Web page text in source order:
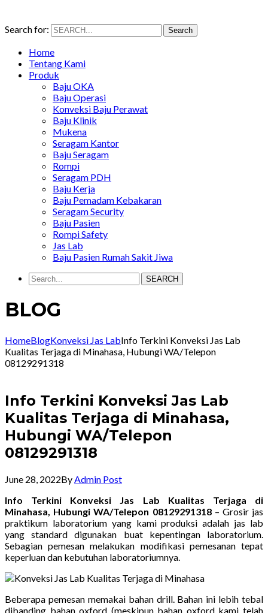
Search for: Search
Home
Tentang Kami
Produk
Baju OKA
Baju Operasi
Konveksi Baju Perawat
Baju Klinik
Mukena
Seragam Kantor
Baju Seragam
Rompi
Seragam PDH
Baju Kerja
Baju Pemadam Kebakaran
Seragam Security
Baju Pasien
Rompi Safety
Jas Lab
Baju Pasien Rumah Sakit Jiwa
SEARCH
BLOG
HomeBlogKonveksi Jas LabInfo Terkini Konveksi Jas Lab
Kualitas Terjaga di Minahasa, Hubungi WA/Telepon
08129291318
Info Terkini Konveksi Jas Lab
Kualitas Terjaga di Minahasa,
Hubungi WA/Telepon
08129291318
June 28, 2022By Admin Post
Info Terkini Konveksi Jas Lab Kualitas Terjaga di
Minahasa, Hubungi WA/Telepon 08129291318– Grosir jas
praktikum laboratorium yang kami produksi adalah jas lab
yang standard digunakan buat kepentingan laboratorium.
Sebagian pemesan melakukan modifikasi pemesanan tepat
keperluan dan kebutuhan laboratoriumnya.
Beberapa pemesan memakai bahan drill. Bahan ini lebih tebal
dibanding bahan oxford (meskipun bahan oxford kami telah